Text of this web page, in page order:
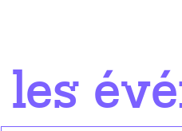
les